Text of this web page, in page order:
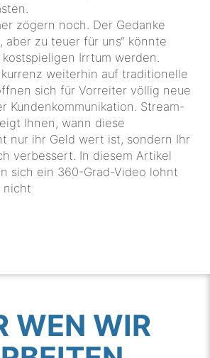
zögern noch. Der Gedanke
aber zu teuer für uns“ könnte
Irrtum werden.
weiterhin auf traditionelle
sich für Vorreiter völlig neue
Kundenkommunikation. Stream-
Ihnen, wann diese
nur ihr Geld wert ist, sondern Ihr
In diesem Artikel
sich ein 360-Grad-Video lohnt
nicht
WEN WIR